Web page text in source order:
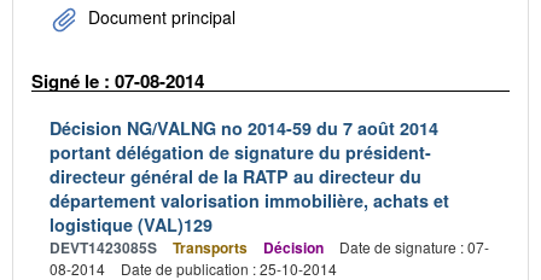
Document principal
Signé le : 07-08-2014
Décision NG/VALNG no 2014-59 du 7 août 2014
portant délégation de signature du président-
directeur général de la RATP au directeur du
département valorisation immobilière, achats et
logistique (VAL)129
DEVT1423085S Transports Décision
Date de signature : 07-
08-2014
Date de publication : 25-10-2014